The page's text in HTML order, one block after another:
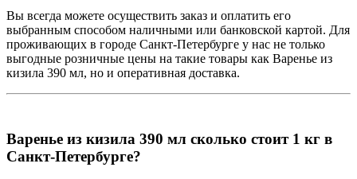
Вы всегда можете осуществить заказ и оплатить его
выбранным способом наличными или банковской картой. Для
проживающих в городе Санкт-Петербурге у нас не только
выгодные розничные цены на такие товары как Варенье из
кизила 390 мл, но и оперативная доставка.
Варенье из кизила 390 мл сколько стоит 1 кг в
Санкт-Петербурге?